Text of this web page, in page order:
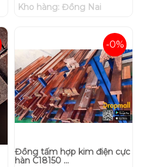
Kho hàng: Đồng Nai
-0%
Đồng tấm hợp kim điện cực
hàn C18150 ...